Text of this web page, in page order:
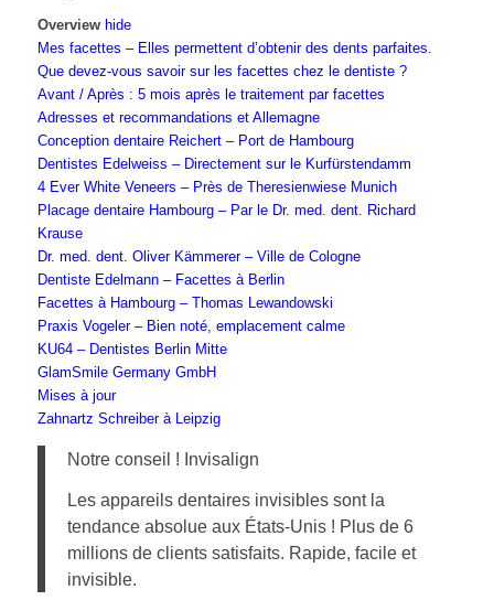
Overview hide
Mes facettes – Elles permettent d’obtenir des dents parfaites.
Que devez-vous savoir sur les facettes chez le dentiste ?
Avant / Après : 5 mois après le traitement par facettes
Adresses et recommandations et Allemagne
Conception dentaire Reichert – Port de Hambourg
Dentistes Edelweiss – Directement sur le Kurfürstendamm
4 Ever White Veneers – Près de Theresienwiese Munich
Placage dentaire Hambourg – Par le Dr. med. dent. Richard
Krause
Dr. med. dent. Oliver Kämmerer – Ville de Cologne
Dentiste Edelmann – Facettes à Berlin
Facettes à Hambourg – Thomas Lewandowski
Praxis Vogeler – Bien noté, emplacement calme
KU64 – Dentistes Berlin Mitte
GlamSmile Germany GmbH
Mises à jour
Zahnartz Schreiber à Leipzig
Notre conseil ! Invisalign
Les appareils dentaires invisibles sont la
tendance absolue aux États-Unis ! Plus de 6
millions de clients satisfaits. Rapide, facile et
invisible.